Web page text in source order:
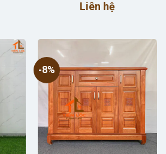
Liên hệ
-8%